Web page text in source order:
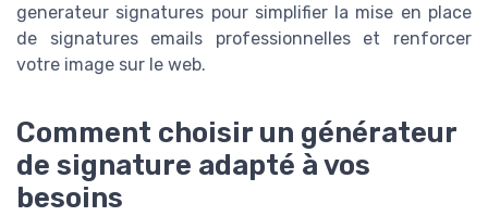
generateur signatures pour simplifier la mise en place
de signatures emails professionnelles et renforcer
votre image sur le web.
Comment choisir un générateur
de signature adapté à vos
besoins